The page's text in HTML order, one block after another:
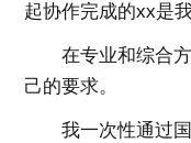
起协作完成的xx是
在专业和综合方
己的要求。
我一次性通过国